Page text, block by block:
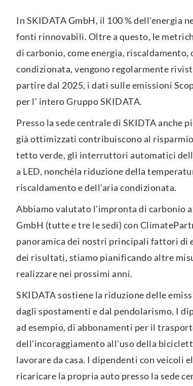
In SKIDATA GmbH, il 100 % dell'energia
fonti rinnovabili. Oltre a questo, le
di carbonio, come energia, riscaldamento,
condizionata, vengono regolarmente
partire dal 2025, i dati sulle emissioni
per l' intero Gruppo SKIDATA.
Presso la sede centrale di SKIDTA anche
già ottimizzati contribuiscono al
tetto verde, gli interruttori automatici
a LED, nonchéla riduzione della
riscaldamento e dell'aria condizionata.
Abbiamo valutato l'impronta di carbonio
GmbH (tutte e tre le sedi) con
panoramica dei nostri principali fattori di
dei risultati, stiamo pianificando altre
realizzare nei prossimi anni.
SKIDATA sostiene la riduzione delle
dagli spostamenti e dal pendolarismo. I
ad esempio, di abbonamenti per il
dell’incoraggiamento all'uso della
lavorare da casa. I dipendenti con veicoli
ricaricare la propria auto presso la sede